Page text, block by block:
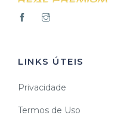
LINKS ÚTEIS
Privacidade
Termos de Uso